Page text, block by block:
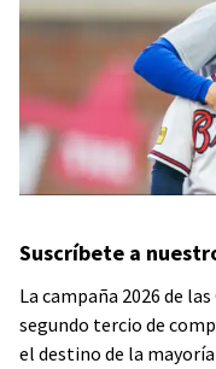
Suscríbete a
La campaña 2026 de
segundo tercio de
el destino de la